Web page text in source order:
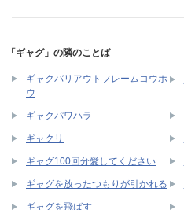
「ギャグ」の隣のことば
ギャクバリアウトフレームコウホ
ウ
ギャクパワハラ
ギャクリ
ギャグ100回分愛してください
ギャグを放ったつもりが引かれる
ギャグを飛ばす